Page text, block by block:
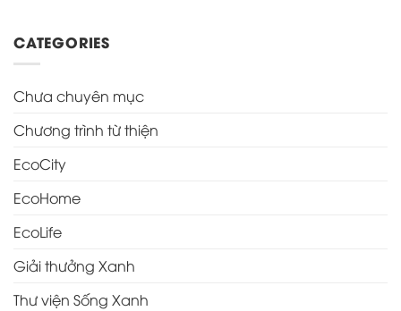
CATEGORIES
Chưa chuyên mục
Chương trình từ thiện
EcoCity
EcoHome
EcoLife
Giải thưởng Xanh
Thư viện Sống Xanh